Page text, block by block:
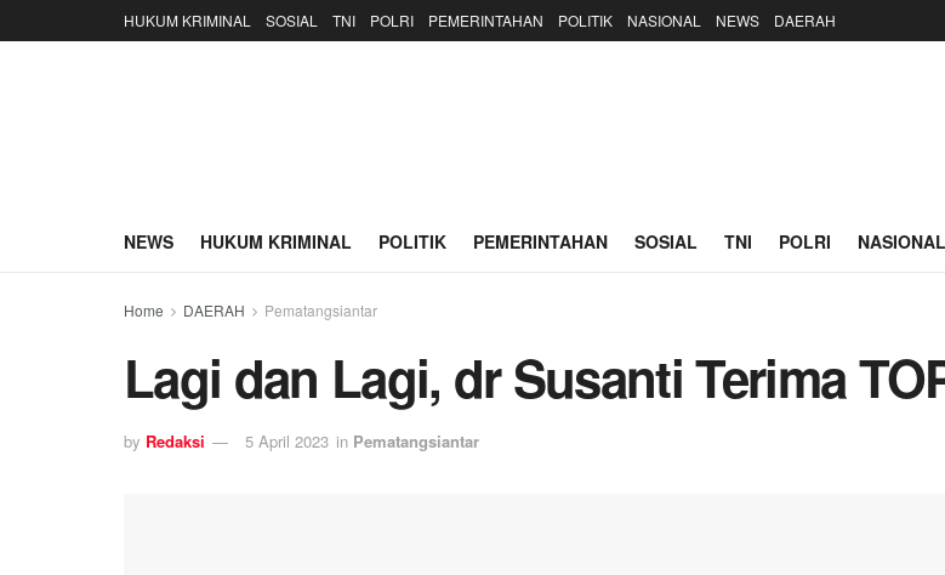
HUKUM KRIMINAL SOSIAL TNI POLRI PEMERINTAHAN POLITIK NASIONAL NEWS DAERAH
NEWS HUKUM KRIMINAL POLITIK PEMERINTAHAN SOSIAL TNI POLRI NASIONAL
Home DAERAH Pematangsiantar
Lagi dan Lagi, dr Susanti Terima
by Redaksi 5 April 2023 in Pematangsiantar